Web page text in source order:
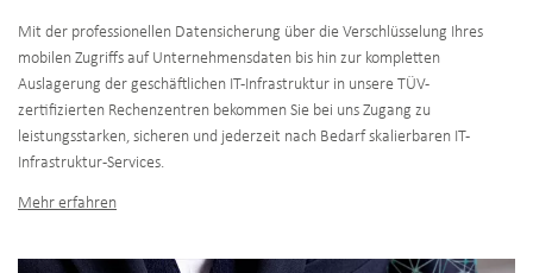
Mit der professionellen Datensicherung über die Verschlüsselung Ihres
mobilen Zugriffs auf Unternehmensdaten bis hin zur kompletten
Auslagerung der geschäftlichen IT-Infrastruktur in unsere TÜV-
zertifizierten Rechenzentren bekommen Sie bei uns Zugang zu
leistungsstarken, sicheren und jederzeit nach Bedarf skalierbaren IT-
Infrastruktur-Services.
Mehr erfahren